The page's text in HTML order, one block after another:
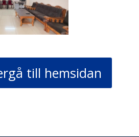
till hemsidan